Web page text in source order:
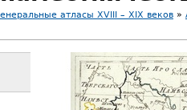
атласы XVIII – XIX веков »